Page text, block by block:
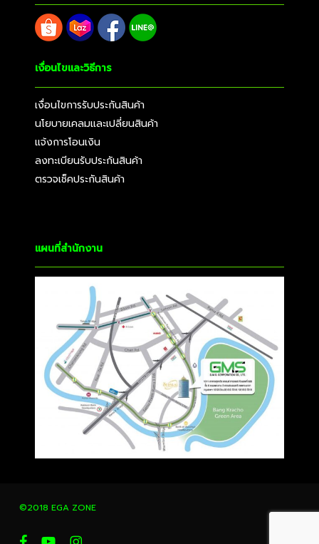
เงื่อนไขและวิธีการ
เงื่อนไขการรับประกันสินค้า
นโยบายเคลมและเปลี่ยนสินค้า
แจ้งการโอนเงิน
ลงทะเบียนรับประกันสินค้า
ตรวจเช็คประกันสินค้า
แผนที่สำนักงาน
©2018 EGA ZONE
facebookyoutubeinstagram